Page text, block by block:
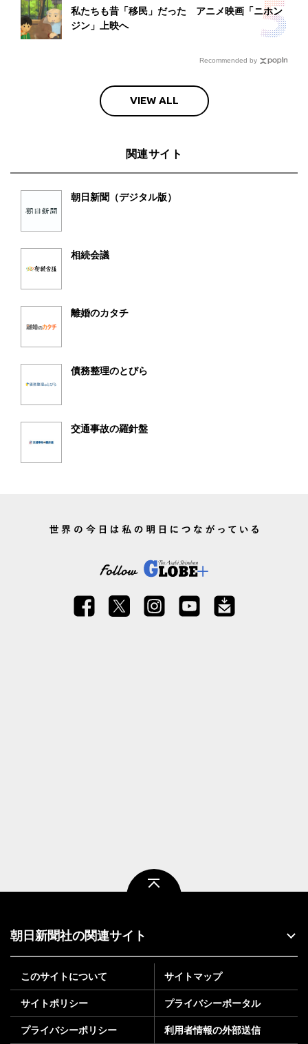
私たちも昔「移民」だった アニメ映画「ニホン
ジン」上映へ
Recommended by
VIEW ALL
関連サイト
朝日新聞（デジタル版）
相続会議
離婚のカタチ
債務整理のとびら
交通事故の羅針盤
朝日新聞社の関連サイト
このサイトについて サイトマップ
サイトポリシー プライバシーポータル
プライバシーポリシー 利用者情報の外部送信